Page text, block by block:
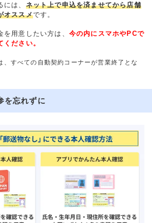
は、 ネット上で申込を済ませてから店舗
オススメです。
用意したい方は、 今の内にスマホやPCで
ださい。
すべての自動契約コーナーが営業終了とな
を忘れずに